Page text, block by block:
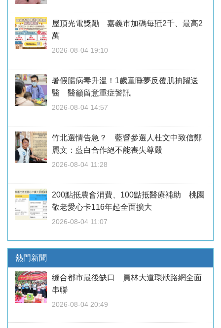
屋頂光電獎勵 嘉義市加碼每瓩2千、最高2
萬
2026-08-04 19:10
暑假腸病毒升溫！1歲童睡夢反覆肌抽躍送
醫 醫籲留意重症警訊
2026-08-04 14:57
竹北選情告急？ 藍營參選人杜文中致信鄭
麗文：藍白合作絕不能喪失尊嚴
2026-08-04 11:28
200點抵農會消費、100點抵醫療補助 桃園
敬老愛心卡116年起全面擴大
2026-08-04 11:07
熱門新聞
縫合都市最後缺口 員林大道環狀路網全面
串聯
2026-08-04 20:49